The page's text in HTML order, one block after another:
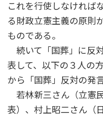
これを行使しなければ
る財政立憲主義の原則
ものである。
続いて「国葬」に反
表して、以下の３人の
から「国葬」反対の発
若林新三さん（立憲
表）、村上昭二さん（